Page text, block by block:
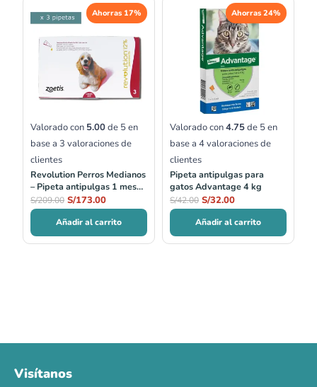
Ahorras 17%
Valorado con 5.00de 5 en
base a 3 valoraciones de
clientes
Revolution Perros Medianos
– Pipeta antipulgas 1 mes
10–20 kg
S/209.00
precio
original
era:
S/209.00.
S/173.00
precio
actual
S/173.00.
Añadir al carrito
Ahorras 24%
Valorado con4.75de 5 en
base a 4valoraciones de
clientes
Pipeta antipulgas para
gatos Advantage 4 kg
S/42.00
precio
original
era:
S/42.00.
S/32.00
precio
actual
es:
S/32.00.
Añadir al carrito
Visítanos